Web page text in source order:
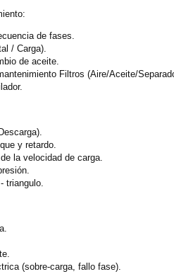
de fases.
/ Carga).
de aceite.
Filtros (Aire/Aceite/
y retardo.
la velocidad de carga.
triangulo.
(sobre-carga, fallo fase).